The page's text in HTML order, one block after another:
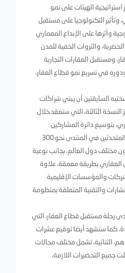
الهيئات على نمو
وتأثير التكنولوجيا على مستقبل
وأثرها على الإبداع المعماري
والثروات الخفية للمدن
ومستقبل العقارات التجارية
في تسريع نمو قطاع العقار،
السابقتين أن يبني شراكات
النسخة الثالثة، التي ستعقد خلال
يناير الجاري، بتوسيع دائرة المشاركين
والمتحدثين، حيث بلغ عدد المتحدثين في المنتدى نحو 300
يمثلون مختلف دول العالم، بجانب نوعية
العقاري بطريقة معمقة، علاوة
والمؤسسات الإقليمية
والتقنية المتعلقة بمنظومة
رحلة مستقبل قطاع العقار، التي
كما ستشهد أيضا توقيع عشرات
الثنائية، تشمل مختلف مجالات
جميع التحضيرات اللازمة،